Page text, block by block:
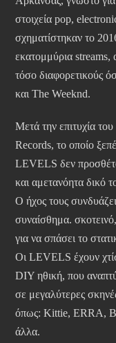
στοιχεία pop,
σχηματίστηκαν το
εκατομμύρια streams,
τόσο διαφορετικούς
και The Weeknd.
Μετά την επιτυχία
Records, το οποίο
LEVELS δεν
και αμετανόητα δικό
Ο ήχος τους
συναίσθημα.
για να σπάσει το
Οι LEVELS έχουν
DIY ηθική, που
σε μεγαλύτερες
όπως: Kittie, ERRA,
άλλα.